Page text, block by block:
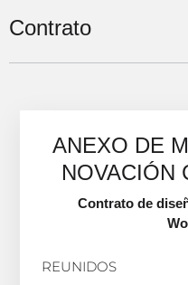
Contrato
ANEXO DE
NOVACIÓN
Contrato de
REUNIDOS